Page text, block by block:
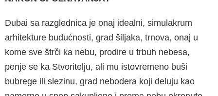
Dubai sa razglednica je onaj idealni, simulakrum
arhitekture budućnosti, grad šiljaka, trnova, onaj u
kome sve štrči ka nebu, prodire u trbuh nebe­sa,
penje se ka Stvoritelju, ali mu istovremeno buši
bubrege ili slezinu, grad nebodera koji delu­ju kao